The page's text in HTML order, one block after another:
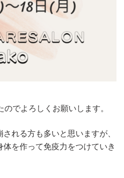
でよろしくお願いします。
れる方も多いと思いますが、
を作って免疫力をつけていき